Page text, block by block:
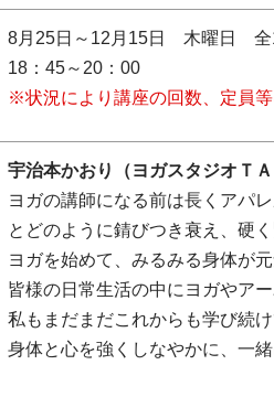
8月25日～12月15日 木曜日
18：45～20：00
※状況により講座の回数、定員
宇治本かおり（ヨガスタジオＴ
ヨガの講師になる前は長くアパ
とどのように錆びつき衰え、硬
ヨガを始めて、みるみる身体が
皆様の日常生活の中にヨガやア
私もまだまだこれからも学び続け
身体と心を強くしなやかに、一